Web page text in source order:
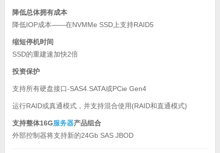
降低总体拥有成本
降低IOP成本——在NVMMe SSD上支持RAID5
缩短停机时间
SSD的重建速加快2倍
投资保护
支持所有硬盘接口-SAS4.SATA或PCie Gen4
运行RAID或真通模式，并支持混合使用(RAID和直通模式)
支持整体16G服务器产品组合
外部控制器将支持新的24Gb SAS JBOD